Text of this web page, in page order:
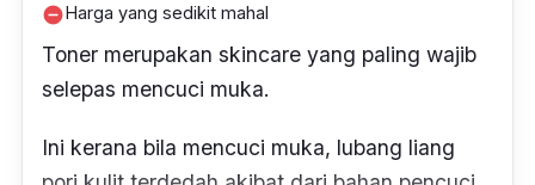
remove_circleHarga yang sedikit mahal
Toner merupakan skincare yang paling wajib
selepas mencuci muka.
Ini kerana bila mencuci muka, lubang liang